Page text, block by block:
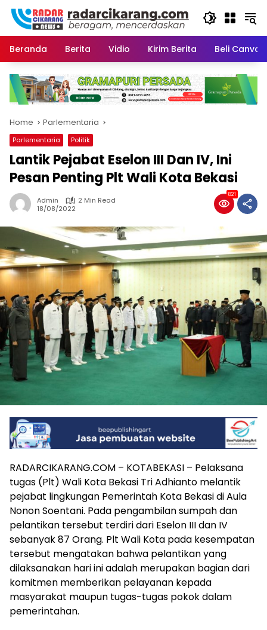
Skip
content
Beranda
Berita Vidio Kirim Berita Beli
Home Parlementaria
Parlementaria Politik
Lantik Pejabat Eselon III Dan IV, Ini
Pesan Penting Plt Wali Kota Bekasi
Admin
2 Min Read
18/08/2022
821
RADARCIKARANG.COM – KOTABEKASI – Pelaksana
tugas (Plt) Wali Kota Bekasi Tri Adhianto melantik
pejabat lingkungan Pemerintah Kota Bekasi di Aula
Nonon Soentani. Pada pengambilan sumpah dan
pelantikan tersebut terdiri dari Eselon III dan IV
sebanyak 87 Orang. Plt Wali Kota pada kesempatan
tersebut mengatakan bahwa pelantikan yang
dilaksanakan hari ini adalah merupakan bagian dari
komitmen memberikan pelayanan kepada
masyarakat maupun tugas-tugas pokok dalam
pemerintahan.